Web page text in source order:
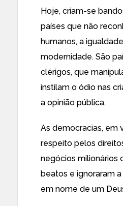
Hoje, criam-se
países que não
humanos, a
modernidade. São
clérigos, que
instilam o ódio nas
a opinião pública.
As democracias, em
respeito pelos
negócios milionários
beatos e ignoraram
em nome de um